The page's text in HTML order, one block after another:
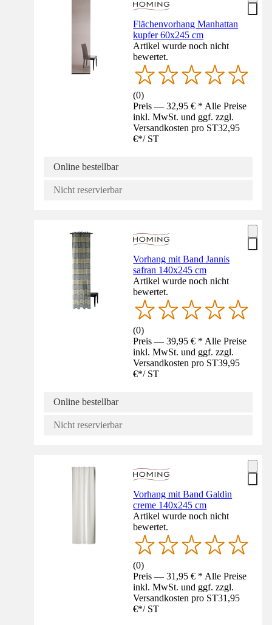
Flächenvorhang Manhattan
kupfer 60x245 cm
Artikel wurde noch nicht
bewertet.
(0)
Preis — 32,95 € * Alle Preise
inkl. MwSt. und ggf. zzgl.
Versandkosten pro ST32,95
€*/ ST
Online bestellbar
Nicht reservierbar
Vorhang mit Band Jannis
safran 140x245 cm
Artikel wurde noch nicht
bewertet.
(0)
Preis — 39,95 € * Alle Preise
inkl. MwSt. und ggf. zzgl.
Versandkosten pro ST39,95
€*/ ST
Online bestellbar
Nicht reservierbar
Vorhang mit Band Galdin
creme 140x245 cm
Artikel wurde noch nicht
bewertet.
(0)
Preis — 31,95 € * Alle Preise
inkl. MwSt. und ggf. zzgl.
Versandkosten pro ST31,95
€*/ ST